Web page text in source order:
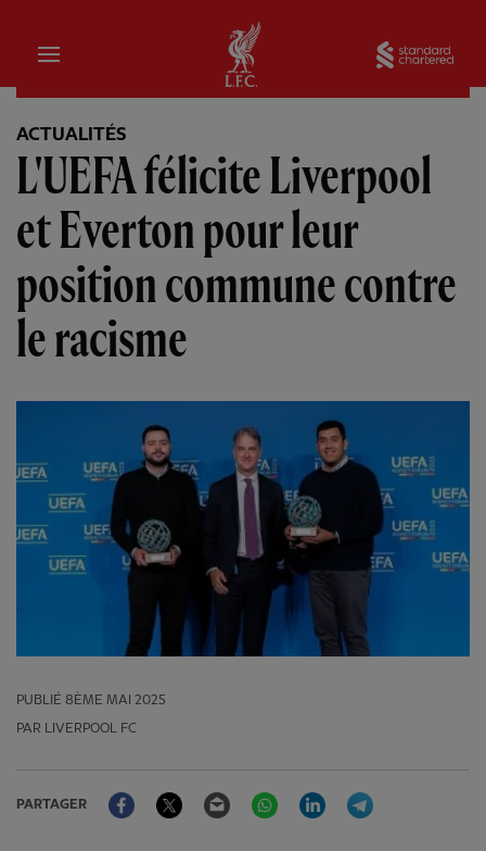
Domicile
ACTUALITÉS
L'UEFA félicite Liverpool
et Everton pour leur
position commune contre
le racisme
PUBLIÉ 8ÈME MAI 2025
PAR LIVERPOOL FC
PARTAGER
FacebookTwitter Email WhatsAppLinkedIn